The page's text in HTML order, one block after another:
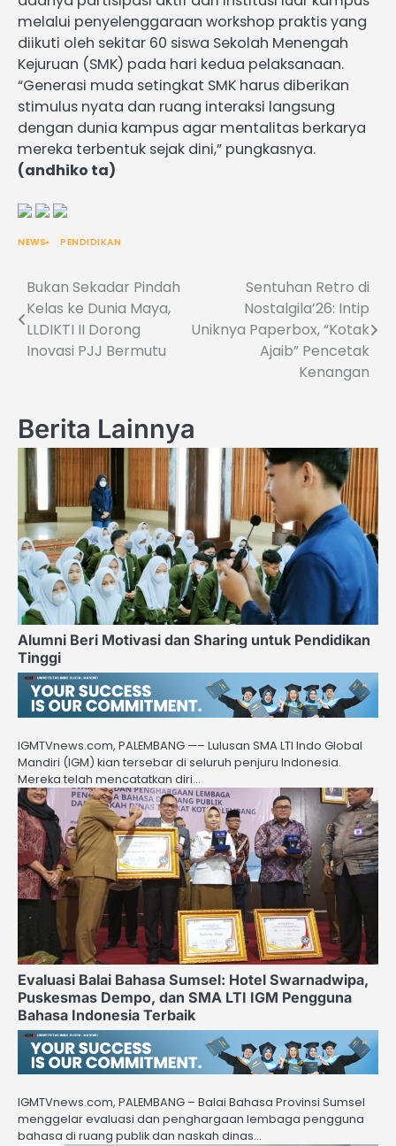
melalui penyelenggaraan workshop praktis yang
diikuti oleh sekitar 60 siswa Sekolah Menengah
Kejuruan (SMK) pada hari kedua pelaksanaan.
“Generasi muda setingkat SMK harus diberikan
stimulus nyata dan ruang interaksi langsung
dengan dunia kampus agar mentalitas berkarya
mereka terbentuk sejak dini,” pungkasnya.
(andhiko ta)
NEWS PENDIDIKAN
Post
navigation
Bukan Sekadar Pindah
Kelas ke Dunia Maya,
LLDIKTI II Dorong
Inovasi PJJ Bermutu
Sentuhan Retro di
Nostalgila’26: Intip
Uniknya Paperbox, “Kotak
Ajaib” Pencetak
Kenangan
Berita Lainnya
Alumni Beri Motivasi dan Sharing untuk Pendidikan
Tinggi
IGMTVnews.com, PALEMBANG —– Lulusan SMA LTI Indo Global
Mandiri (IGM) kian tersebar di seluruh penjuru Indonesia.
Mereka telah mencatatkan diri…
Evaluasi Balai Bahasa Sumsel: Hotel Swarnadwipa,
Puskesmas Dempo, dan SMA LTI IGM Pengguna
Bahasa Indonesia Terbaik
IGMTVnews.com, PALEMBANG – Balai Bahasa Provinsi Sumsel
menggelar evaluasi dan penghargaan lembaga pengguna
bahasa di ruang publik dan naskah dinas…